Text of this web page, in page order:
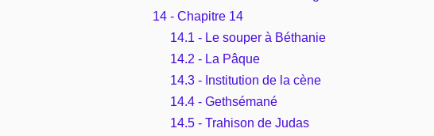
14 - Chapitre 14
14.1 - Le souper à Béthanie
14.2 - La Pâque
14.3 - Institution de la cène
14.4 - Gethsémané
14.5 - Trahison de Judas